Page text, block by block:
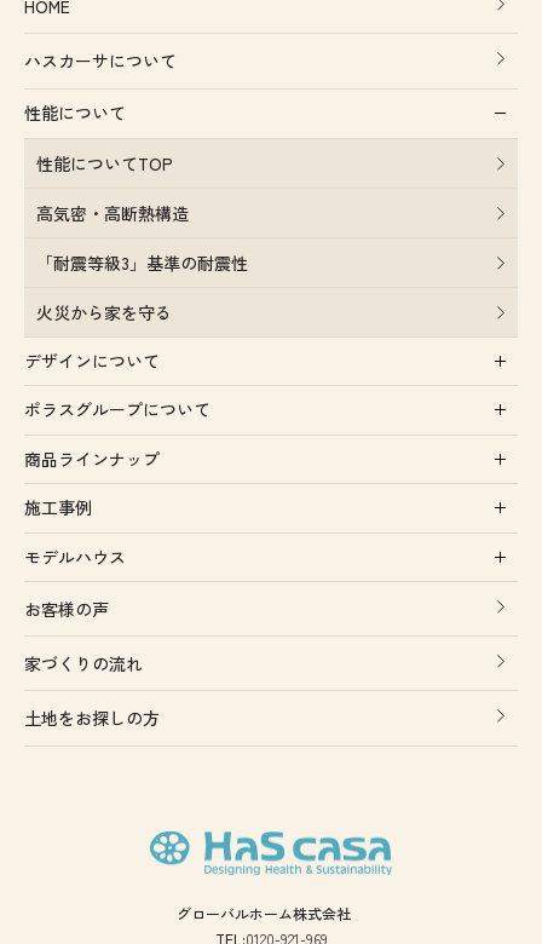
HOME
ハスカーサについて
性能について
性能についてTOP
高気密・高断熱構造
「耐震等級3」基準の耐震性
火災から家を守る
デザインについて
ポラスグループについて
商品ラインナップ
施工事例
モデルハウス
お客様の声
家づくりの流れ
土地をお探しの方
グローバルホーム株式会社
TEL:0120-921-969